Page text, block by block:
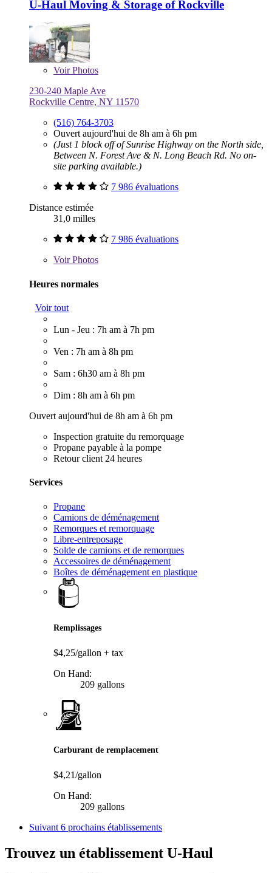
U-Haul Moving & Storage of Rockville
VoirPhotos
230-240 Maple Ave
Rockville Centre, NY 11570
(516) 764-3703
Ouvert aujourd'hui de 8h am à 6h pm
(Just 1 block off of Sunrise Highway on the North side,
Between N. Forest Ave & N. Long Beach Rd. No on-
site parking available.)
7 986 évaluations
Distance estimée
31,0 milles
7 986 évaluations
VoirPhotos
Heures normales
Voir tout
Lun - Jeu : 7h am à 7h pm
Ven : 7h am à 8h pm
Sam : 6h30 am à 8h pm
Dim : 8h am à 6h pm
Ouvert aujourd'hui de 8h am à 6h pm
Inspection gratuite du remorquage
Propane payable à la pompe
Retour client 24 heures
Services
Propane
Camions de déménagement
Remorques et remorquage
Libre-entreposage
Solde de camions et de remorques
Accessoires de déménagement
Boîtes de déménagement en plastique
Remplissages
$4,25/gallon + tax
On Hand:
209 gallons
Carburant de remplacement
$4,21/gallon
On Hand:
209 gallons
Suivant 6 prochains établissements
Trouvez un établissement U-Haul